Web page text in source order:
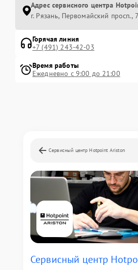
Адрес сервисного центра
г. Рязань, Первомайский просп.,
Горячая линия
+7 (491) 243-42-03
Время работы
Ежедневно с 9:00 до 21:00
Сервисный центр Hotpoint Ariston
Сервисный центр